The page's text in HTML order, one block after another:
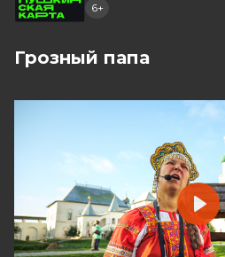
Грозный папа
6+